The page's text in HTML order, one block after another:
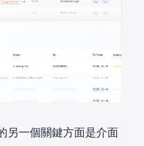
另一個關鍵方面是介面